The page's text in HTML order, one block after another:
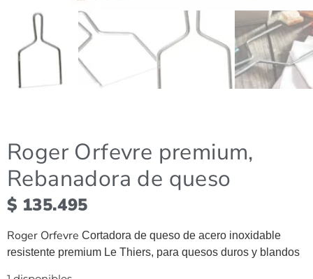
Roger Orfevre premium,
Rebanadora de queso
$ 135.495
Roger Orfevre Cortadora de queso de acero inoxidable
resistente premium Le Thiers, para quesos duros y blandos